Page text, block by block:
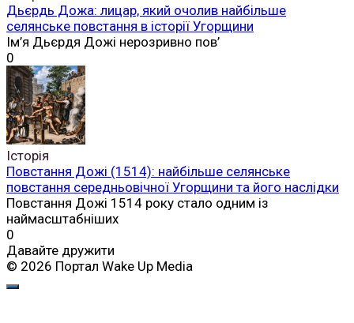
Дьєрдь Дожа: лицар, який очолив найбільше
селянське повстання в історії Угорщини
Ім’я Дьєрдя Дожі нерозривно пов’
0
Історія
Повстання Дожі (1514): найбільше селянське
повстання середньовічної Угорщини та його наслідки
Повстання Дожі 1514 року стало одним із
наймасштабніших
0
Давайте дружити
© 2026 Портал Wake Up Media